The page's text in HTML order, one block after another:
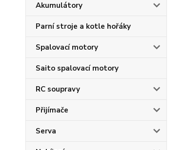
Akumulátory
Parní stroje a kotle hořáky
Spalovací motory
Saito spalovací motory
RC soupravy
Přijímače
Serva